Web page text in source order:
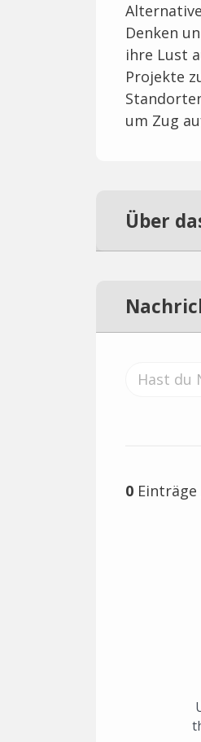
Denken
ihre Lust
Projekte
um Zug
Über
0